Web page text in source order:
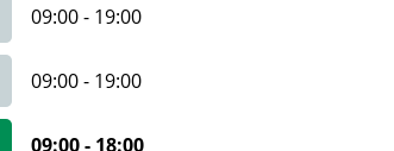
09:00- 19:00
09:00- 19:00
09:00- 18:00